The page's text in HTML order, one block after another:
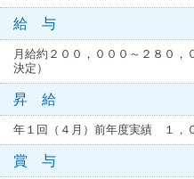
給 与
月給約２００，０００～２８０，
決定）
昇 給
年１回（４月）前年度実績 １，
賞 与